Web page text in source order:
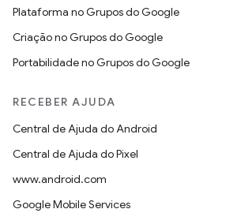
Plataforma no Grupos do Google
Criação no Grupos do Google
Portabilidade no Grupos do Google
RECEBER AJUDA
Central de Ajuda do Android
Central de Ajuda do Pixel
www.android.com
Google Mobile Services